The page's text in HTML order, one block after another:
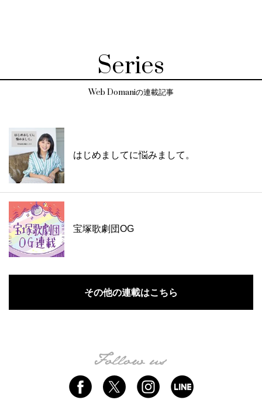
Series
Web Domaniの連載記事
はじめましてに悩みまして。
宝塚歌劇団OG
その他の連載はこちら